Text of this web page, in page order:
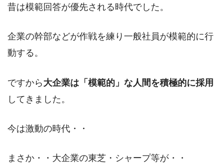
昔は模範回答が優先される時代でした。
企業の幹部などが作戦を練り一般社員が模範的に行
動する。
ですから 大企業は「模範的」な人間を積極的に採用
してきました。
今は激動の時代・・
まさか・・大企業の東芝・シャープ等が・・